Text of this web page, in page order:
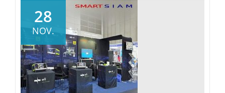
live
28
NOV.